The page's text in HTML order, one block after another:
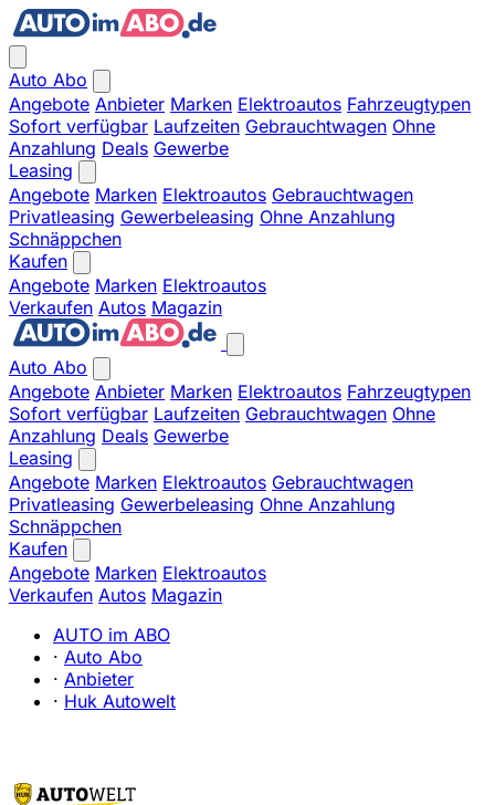
Auto Abo
Angebote Anbieter Marken Elektroautos Fahrzeugtypen
Sofort verfügbar Laufzeiten Gebrauchtwagen Ohne
Anzahlung Deals Gewerbe
Leasing
Angebote Marken Elektroautos Gebrauchtwagen
Privatleasing Gewerbeleasing Ohne Anzahlung
Schnäppchen
Kaufen
Angebote Marken Elektroautos
Verkaufen Autos Magazin
Auto Abo
Angebote Anbieter Marken Elektroautos Fahrzeugtypen
Sofort verfügbar Laufzeiten Gebrauchtwagen Ohne
Anzahlung Deals Gewerbe
Leasing
Angebote Marken Elektroautos Gebrauchtwagen
Privatleasing Gewerbeleasing Ohne Anzahlung
Schnäppchen
Kaufen
Angebote Marken Elektroautos
Verkaufen Autos Magazin
AUTO im ABO
· Auto Abo
· Anbieter
· Huk Autowelt